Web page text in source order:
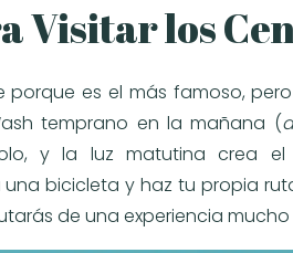
Visitar los
es el más famoso,
temprano en la mañana (
y la luz matutina crea
bicicleta y haz tu propia
de una experiencia